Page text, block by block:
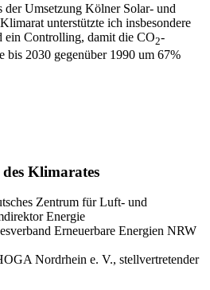
der Umsetzung Kölner Solar- und
unterstützte ich insbesondere
ein Controlling, damit die CO2-
bis 2030 gegenüber 1990 um 67%
Klimarates
Zentrum für Luft- und
Energie
Erneuerbare Energien NRW
Nordrhein e. V., stellvertretender